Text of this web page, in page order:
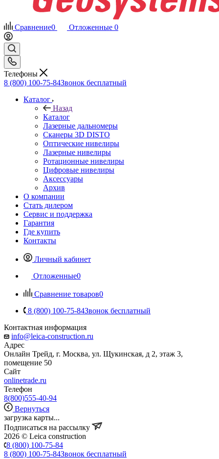
Сравнение0 Отложенные 0
Телефоны
8 (800) 100-75-84Звонок бесплатный
Каталог
Назад
Каталог
Лазерные дальномеры
Сканеры 3D DISTO
Оптические нивелиры
Лазерные нивелиры
Ротационные нивелиры
Цифровые нивелиры
Аксессуары
Архив
О компании
Стать дилером
Сервис и поддержка
Гарантия
Где купить
Контакты
Личный кабинет
Отложенные0
Сравнение товаров0
8 (800) 100-75-84Звонок бесплатный
Контактная информация
info@leica-construction.ru
Адрес
Онлайн Трейд, г. Москва, ул. Щукинская, д 2, этаж 3,
помещение 50
Сайт
onlinetrade.ru
Телефон
8(800)555-40-94
Вернуться
загрузка карты...
Подписаться на рассылку
2026 © Leica construction
8 (800) 100-75-84
8 (800) 100-75-84Звонок бесплатный